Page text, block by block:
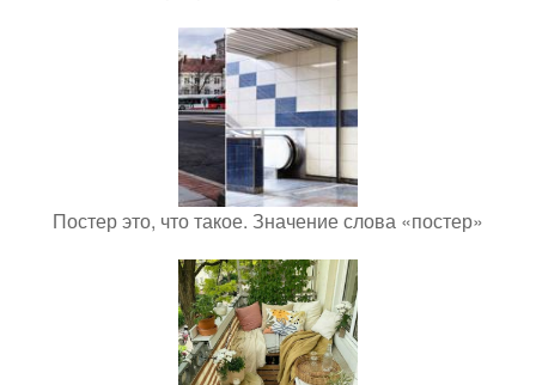
Постер это, что такое. Значение слова «постер»